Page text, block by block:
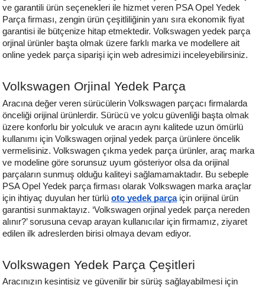
ve garantili ürün seçenekleri ile hizmet veren PSA Opel Yedek
Parça firması, zengin ürün çeşitliliğinin yanı sıra ekonomik fiyat
garantisi ile bütçenize hitap etmektedir. Volkswagen yedek parça
orjinal ürünler başta olmak üzere farklı marka ve modellere ait
online yedek parça siparişi için web adresimizi inceleyebilirsiniz.
Volkswagen Orjinal Yedek Parça
Aracına değer veren sürücülerin Volkswagen parçacı firmalarda
önceliği orijinal ürünlerdir. Sürücü ve yolcu güvenliği başta olmak
üzere konforlu bir yolculuk ve aracın aynı kalitede uzun ömürlü
kullanımı için Volkswagen orjinal yedek parça ürünlere öncelik
vermelisiniz. Volkswagen çıkma yedek parça ürünler, araç marka
ve modeline göre sorunsuz uyum gösteriyor olsa da orijinal
parçaların sunmuş olduğu kaliteyi sağlamamaktadır. Bu sebeple
PSA Opel Yedek parça firması olarak Volkswagen marka araçlar
için ihtiyaç duyulan her türlü oto yedek parça için orijinal ürün
garantisi sunmaktayız. ‘Volkswagen orjinal yedek parça nereden
alınır?’ sorusuna cevap arayan kullanıcılar için firmamız, ziyaret
edilen ilk adreslerden birisi olmaya devam ediyor.
Volkswagen Yedek Parça Çeşitleri
Aracınızın kesintisiz ve güvenilir bir sürüş sağlayabilmesi için